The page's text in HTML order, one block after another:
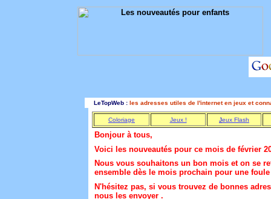
LeTopWeb : les adresses utiles de l'internet en jeux et
Coloriage Jeux ! Jeux Flash
Bonjour à tous,
Voici les nouveautés pour ce mois de février
Nous vous souhaitons un bon mois et on se
ensemble dès le mois prochain pour une foule
N'hésitez pas, si vous trouvez de bonnes
nous les envoyer .